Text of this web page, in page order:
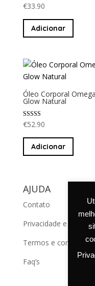
Avaliação
5.00
€33.90
Adicionar
Óleo Corporal
Glow Natural
Avaliação
5.00
€52.90
Adicionar
AJUDA
Contato
Privacidade e cookies
Termos e condições
Faq’s